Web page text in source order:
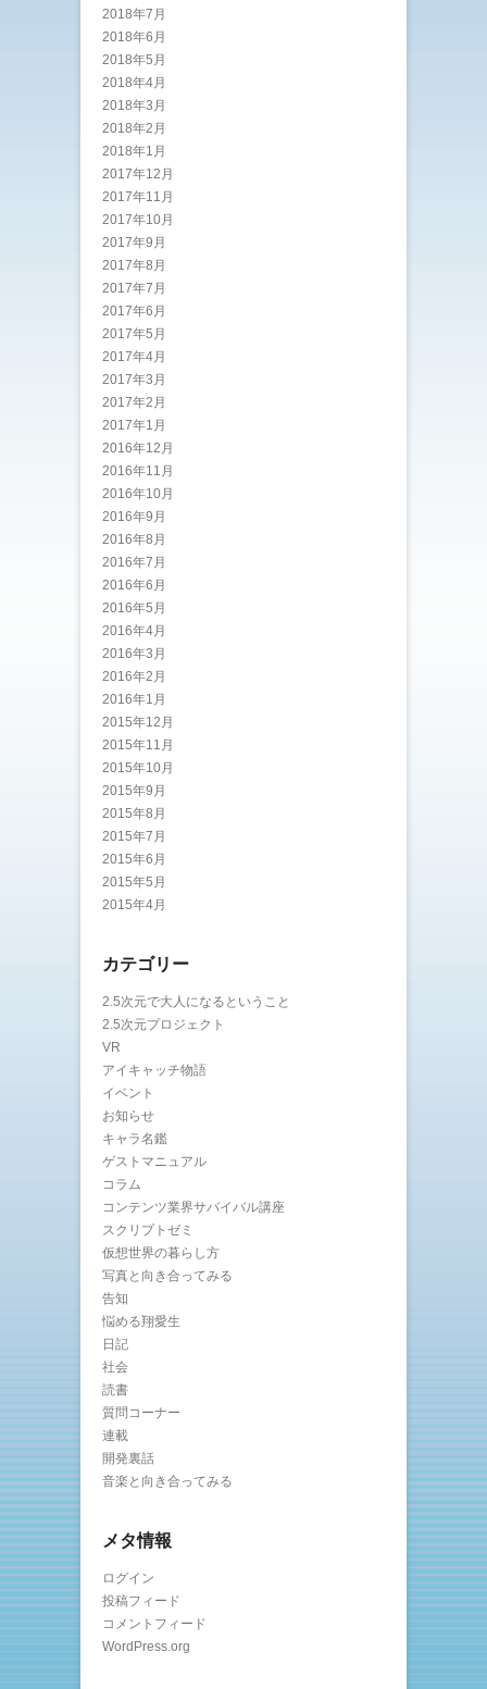
2018年7月
2018年6月
2018年5月
2018年4月
2018年3月
2018年2月
2018年1月
2017年12月
2017年11月
2017年10月
2017年9月
2017年8月
2017年7月
2017年6月
2017年5月
2017年4月
2017年3月
2017年2月
2017年1月
2016年12月
2016年11月
2016年10月
2016年9月
2016年8月
2016年7月
2016年6月
2016年5月
2016年4月
2016年3月
2016年2月
2016年1月
2015年12月
2015年11月
2015年10月
2015年9月
2015年8月
2015年7月
2015年6月
2015年5月
2015年4月
カテゴリー
2.5次元で大人になるということ
2.5次元プロジェクト
VR
アイキャッチ物語
イベント
お知らせ
キャラ名鑑
ゲストマニュアル
コラム
コンテンツ業界サバイバル講座
スクリプトゼミ
仮想世界の暮らし方
写真と向き合ってみる
告知
悩める翔愛生
日記
社会
読書
質問コーナー
連載
開発裏話
音楽と向き合ってみる
メタ情報
ログイン
投稿フィード
コメントフィード
WordPress.org